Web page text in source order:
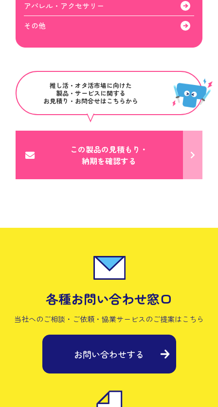
アパレル・アクセサリー
その他
推し活・オタ活市場に向けた
製品・サービスに関する
お見積り・お問合せはこちらから
この製品の見積もり・
納期を確認する
各種お問い合わせ窓口
当社へのご相談・ご依頼・協業サービスのご提案はこちら
お問い合わせする